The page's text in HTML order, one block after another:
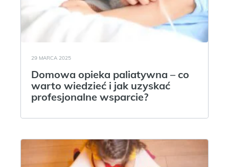
29 MARCA 2025
Domowa opieka paliatywna – co
warto wiedzieć i jak uzyskać
profesjonalne wsparcie?